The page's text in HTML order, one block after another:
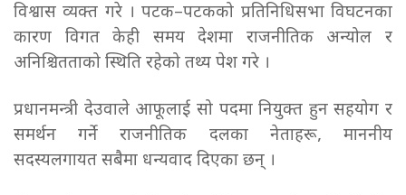
विश्वास व्यक्त गरे । पटक–पटकको प्रतिनिधिसभा विघटनका
कारण विगत केही समय देशमा राजनीतिक अन्योल र
अनिश्चितताको स्थिति रहेको तथ्य पेश गरे ।
प्रधानमन्त्री देउवाले आफूलाई सो पदमा नियुक्त हुन सहयोग र
समर्थन गर्ने राजनीतिक दलका नेताहरू, माननीय
सदस्यलगायत सबैमा धन्यवाद दिएका छन् ।